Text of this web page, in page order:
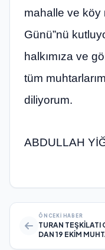
mahalle ve köy
Günü”nü
halkımıza ve
tüm
diliyorum.
ABDULLAH
ÖNCEKI HABER
TURAN TEŞKİLATI
DAN 19 EKİM